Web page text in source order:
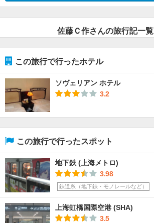
佐藤Ｃ作さんの旅行記一覧
この旅行で行ったホテル
ソヴェリアン ホテル
3.2
この旅行で行ったスポット
地下鉄 (上海メトロ)
3.98
鉄道系（地下鉄・モノレールなど）
上海虹橋国際空港 (SHA)
3.5